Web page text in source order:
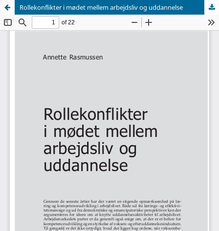
Rollekonflikter i mødet mellem arbejdsliv og uddannelse